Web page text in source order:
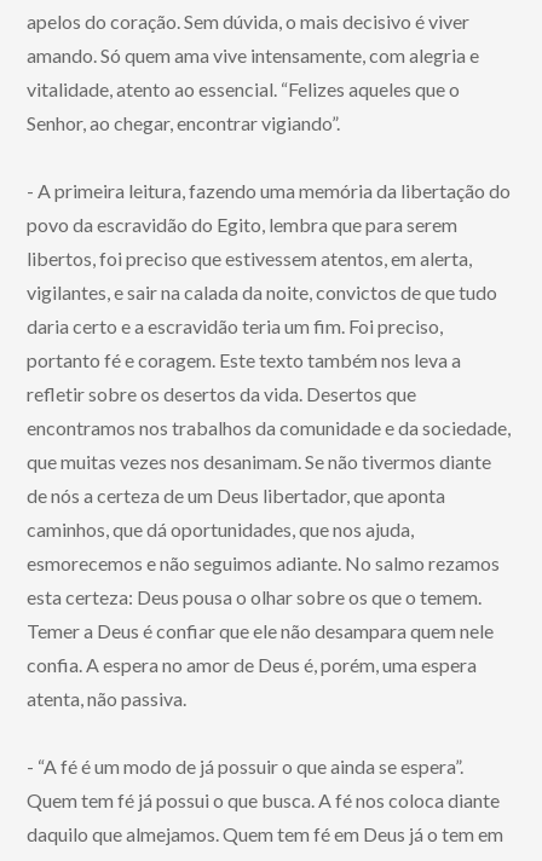
apelos do coração. Sem dúvida, o mais decisivo é viver
amando. Só quem ama vive intensamente, com alegria e
vitalidade, atento ao essencial. “Felizes aqueles que o
Senhor, ao chegar, encontrar vigiando”.
- A primeira leitura, fazendo uma memória da libertação do
povo da escravidão do Egito, lembra que para serem
libertos, foi preciso que estivessem atentos, em alerta,
vigilantes, e sair na calada da noite, convictos de que tudo
daria certo e a escravidão teria um fim. Foi preciso,
portanto fé e coragem. Este texto também nos leva a
refletir sobre os desertos da vida. Desertos que
encontramos nos trabalhos da comunidade e da sociedade,
que muitas vezes nos desanimam. Se não tivermos diante
de nós a certeza de um Deus libertador, que aponta
caminhos, que dá oportunidades, que nos ajuda,
esmorecemos e não seguimos adiante. No salmo rezamos
esta certeza: Deus pousa o olhar sobre os que o temem.
Temer a Deus é confiar que ele não desampara quem nele
confia. A espera no amor de Deus é, porém, uma espera
atenta, não passiva.
- “A fé é um modo de já possuir o que ainda se espera”.
Quem tem fé já possui o que busca. A fé nos coloca diante
daquilo que almejamos. Quem tem fé em Deus já o tem em